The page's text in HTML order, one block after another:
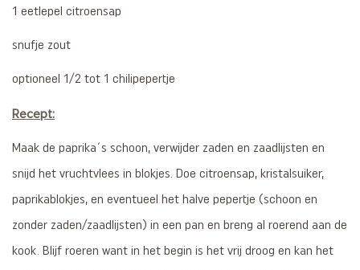
1 eetlepel citroensap
snufje zout
optioneel 1/2 tot 1 chilipepertje
Recept:
Maak de paprika´s schoon, verwijder zaden en zaadlijsten en
snijd het vruchtvlees in blokjes. Doe citroensap, kristalsuiker,
paprikablokjes, en eventueel het halve pepertje (schoon en
zonder zaden/zaadlijsten) in een pan en breng al roerend aan de
kook. Blijf roeren want in het begin is het vrij droog en kan het